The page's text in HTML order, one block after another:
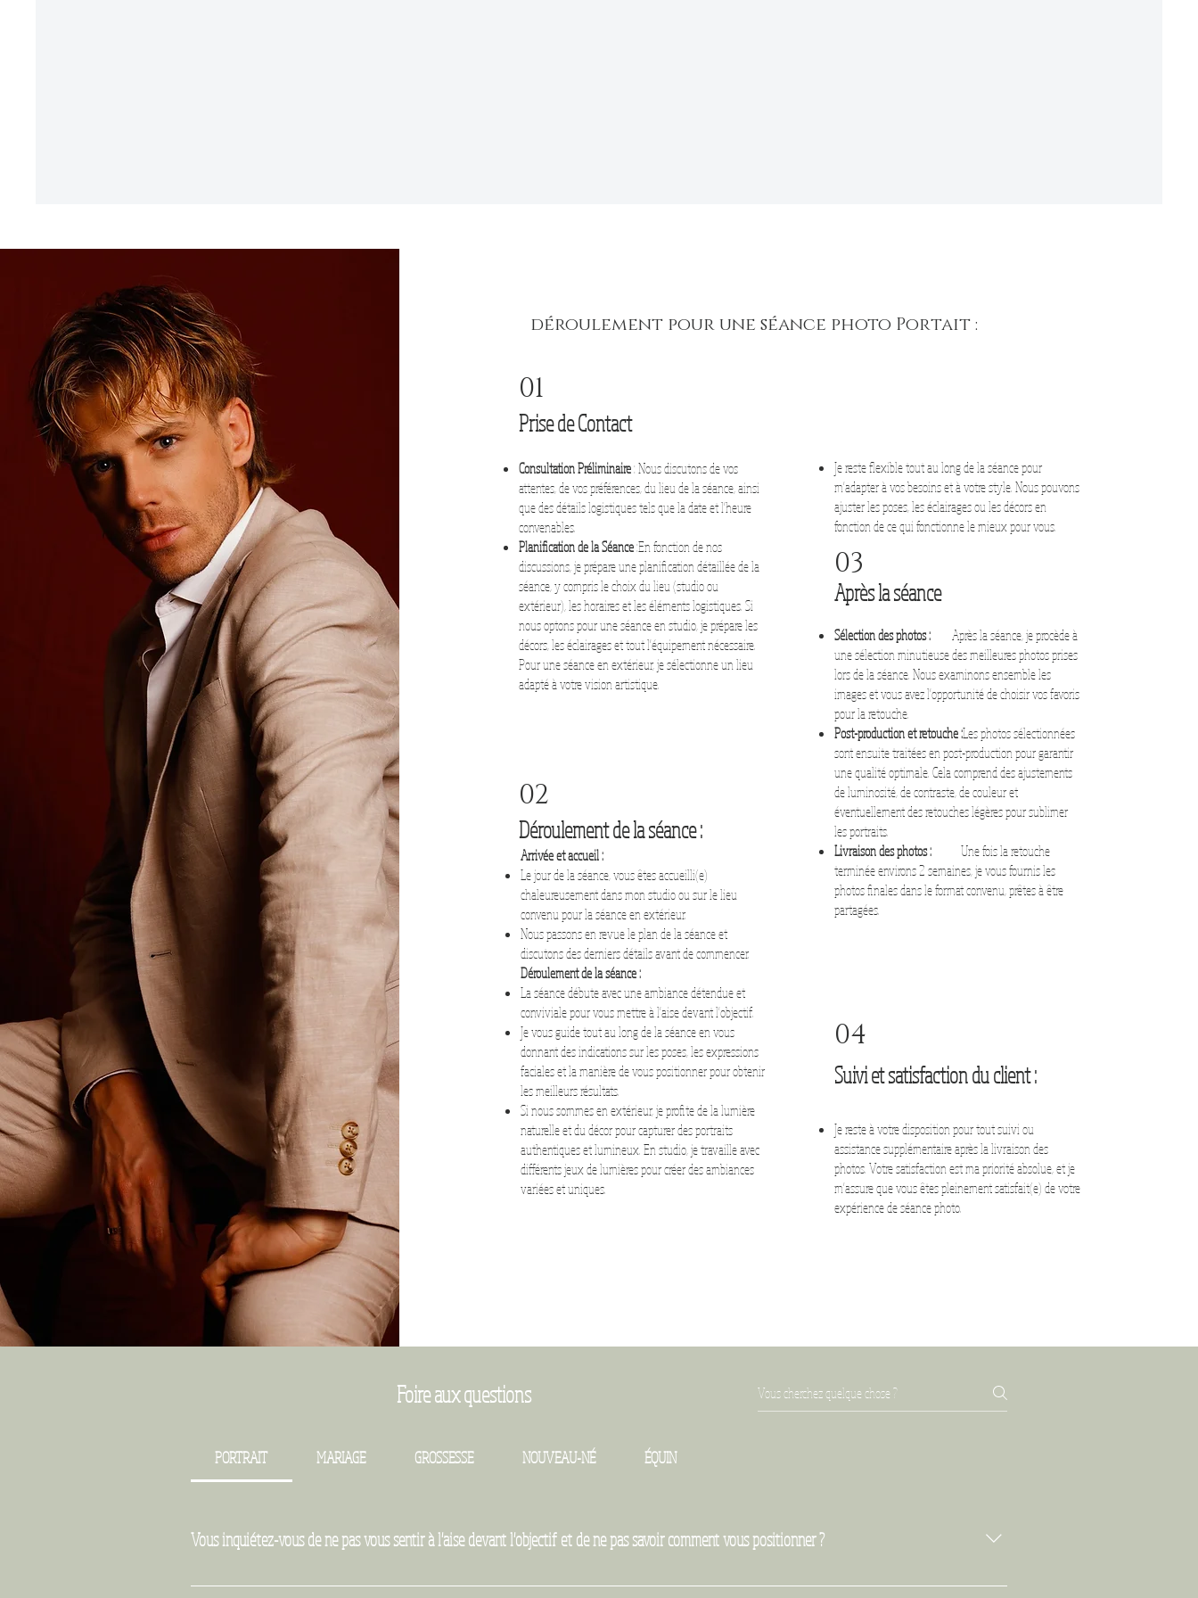
déroulement pour une séance photo Portait :
01
Prise de Contact
Consultation Préliminaire: Nous discutons de vos
attentes, de vos préférences, du lieu de la séance, ainsi
que des détails logistiques tels que la date et l'heure
convenables.
Planification de la Séance:En fonction de nos
discussions, je prépare une planification détaillée de la
séance, y compris le choix du lieu (studio ou
extérieur), les horaires et les éléments logistiques. Si
nous optons pour une séance en studio, je prépare les
décors, les éclairages et tout l'équipement nécessaire.
Pour une séance en extérieur, je sélectionne un lieu
adapté à votre vision artistique.
02
Déroulement de la séance :
Arrivée et accueil :​​
Le jour de la séance, vous êtes accueilli(e)
chaleureusement dans mon studio ou sur le lieu
convenu pour la séance en extérieur.
Nous passons en revue le plan de la séance et
discutons des derniers détails avant de commencer.
Je reste flexible tout au long de la séance pour
m'adapter à vos besoins et à votre style. Nous pouvons
ajuster les poses, les éclairages ou les décors en
fonction de ce qui fonctionne le mieux pour vous.
03
Après laséance
Sélection des photos :Après la séance, je procède à
une sélection minutieuse des meilleures photos prises
lors de la séance. Nous examinons ensemble les
images et vous avez l'opportunité de choisir vos favoris
pour la retouche.
Post-production et retouche :Les photos sélectionnées
sont ensuite traitées en post-production pour garantir
une qualité optimale. Cela comprend des ajustements
de luminosité, de contraste, de couleur et
éventuellement des retouches légères pour sublimer
les portraits.
Livraison des photos :Une fois la retouche
terminée environs 2 semaines, je vous fournis les
photos finales dans le format convenu, prêtes à être
partagées.
Déroulement de la séance :
La séance débute avec une ambiance détendue et
conviviale pour vous mettre à l'aise devant l'objectif.
Je vous guide tout au long de la séance en vous
donnant des indications sur les poses, les expressions
faciales et la manière de vous positionner pour obtenir
les meilleurs résultats.
Si nous sommes en extérieur, je profite de la lumière
naturelle et du décor pour capturer des portraits
authentiques et lumineux. En studio, je travaille avec
différents jeux de lumières pour créer des ambiances
variées et uniques.
04
Suivi et satisfaction du client :
Je reste à votre disposition pour tout suivi ou
assistance supplémentaire après la livraison des
photos. Votre satisfaction est ma priorité absolue, et je
m'assure que vous êtes pleinement satisfait(e) de votre
expérience de séance photo.
Foire aux questions
PORTRAIT MARIAGE GROSSESSE NOUVEAU-NÉ ÉQUIN
Vous inquiétez-vous de ne pas vous sentir à l'aise devant l'objectif et de ne pas savoir comment vous positionner ?
Je comprends votre inquiétude. Beaucoup de gens ressentent cela avant une séance photo. Mon objectif est de vous mettre à